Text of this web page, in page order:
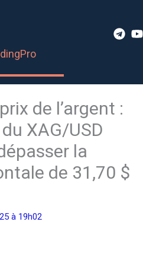
de l’argent :
XAG/USD
la
de 31,70 $
à 19h02